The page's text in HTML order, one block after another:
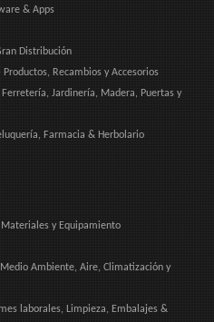
& Apps
Distribución
Recambios y Accesorios
Jardinería, Madera, Puertas y
Farmacia & Herbolario
Materiales y Equipamiento
Ambiente, Aire, Climatización y
laborales, Limpieza, Embalajes &